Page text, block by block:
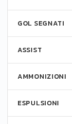
GOL SEGNATI
ASSIST
AMMONIZIONI
ESPULSIONI